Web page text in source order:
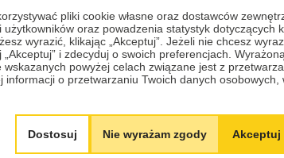
pliki cookie własne oraz dostawców
oraz powadzenia statystyk dotyczących
wyrazić, klikając „Akceptuj”. Jeżeli nie chcesz
i zdecyduj o swoich preferencjach.
powyżej celach związane jest z
o przetwarzaniu Twoich danych osobowych,
Dostosuj Nie wyrażam zgody Akceptuj